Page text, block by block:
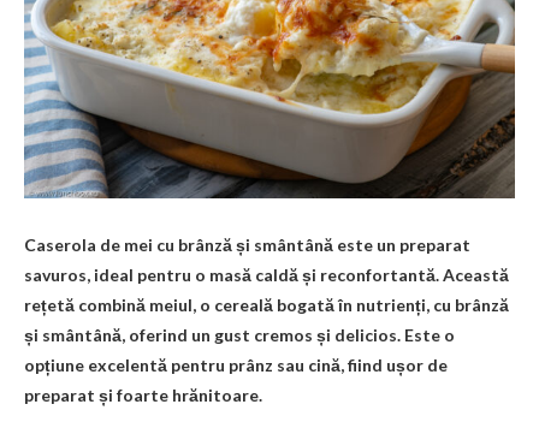
Caserola de mei cu brânză și smântână este un preparat
savuros, ideal pentru o masă caldă și reconfortantă. Această
rețetă combină meiul, o cereală bogată în nutrienți, cu brânză
și smântână, oferind un gust cremos și delicios. Este o
opțiune excelentă pentru prânz sau cină, fiind ușor de
preparat și foarte hrănitoare.